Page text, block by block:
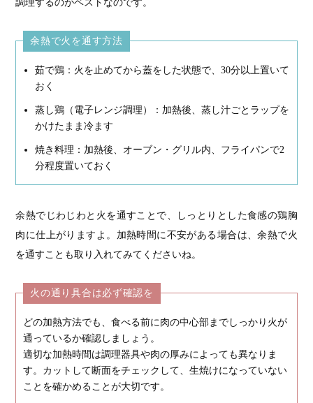
調理するのがベストなのです。
余熱で火を通す方法
茹で鶏：火を止めてから蓋をした状態で、30分以上置いて
おく
蒸し鶏（電子レンジ調理）：加熱後、蒸し汁ごとラップを
かけたまま冷ます
焼き料理：加熱後、オーブン・グリル内、フライパンで2
分程度置いておく
余熱でじわじわと火を通すことで、しっとりとした食感の鶏胸
肉に仕上がりますよ。加熱時間に不安がある場合は、余熱で火
を通すことも取り入れてみてくださいね。
火の通り具合は必ず確認を
どの加熱方法でも、食べる前に肉の中心部までしっかり火が
通っているか確認しましょう。
適切な加熱時間は調理器具や肉の厚みによっても異なりま
す。カットして断面をチェックして、生焼けになっていない
ことを確かめることが大切です。